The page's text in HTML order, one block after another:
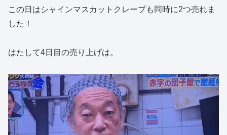
この日はシャインマスカットクレープも同時に2つ売れま
した！
はたして4日目の売り上げは。